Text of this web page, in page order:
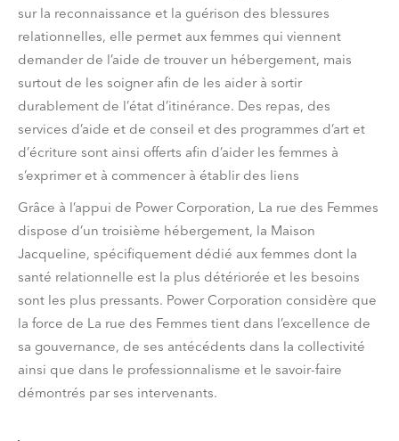
sur la reconnaissance et la guérison des blessures
relationnelles, elle permet aux femmes qui viennent
demander de l’aide de trouver un hébergement, mais
surtout de les soigner afin de les aider à sortir
durablement de l’état d’itinérance. Des repas, des
services d’aide et de conseil et des programmes d’art et
d’écriture sont ainsi offerts afin d’aider les femmes à
s’exprimer et à commencer à établir des liens
Grâce à l’appui de Power Corporation, La rue des Femmes
dispose d’un troisième hébergement, la Maison
Jacqueline, spécifiquement dédié aux femmes dont la
santé relationnelle est la plus détériorée et les besoins
sont les plus pressants. Power Corporation considère que
la force de La rue des Femmes tient dans l’excellence de
sa gouvernance, de ses antécédents dans la collectivité
ainsi que dans le professionnalisme et le savoir-faire
démontrés par ses intervenants.